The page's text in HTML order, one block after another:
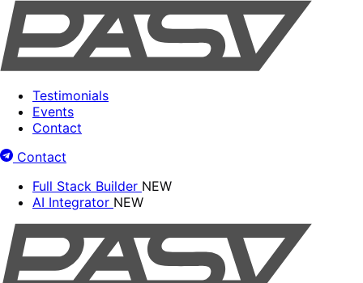
Testimonials
Events
Contact
Contact
Full Stack Builder NEW
AI Integrator NEW